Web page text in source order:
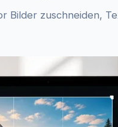
Bilder zuschneiden,